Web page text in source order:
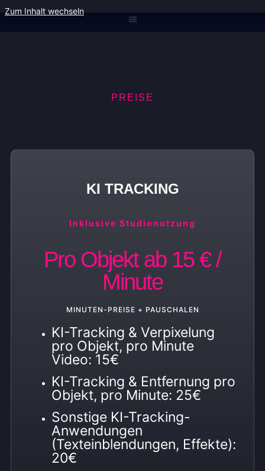
Zum Inhalt wechseln
PREISE
KI TRACKING
Inklusive Studionutzung
Pro Objekt ab 15 € /
Minute
MINUTEN-PREISE + PAUSCHALEN
KI-Tracking & Verpixelung
pro Objekt, pro Minute
Video: 15€
KI-Tracking & Entfernung pro
Objekt, pro Minute: 25€
Sonstige KI-Tracking-
Anwendungen
(Texteinblendungen, Effekte):
20€